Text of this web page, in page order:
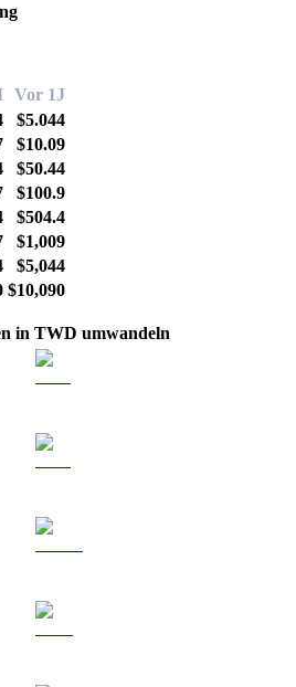
Vor 1J
$5.044
$10.09
$50.44
$100.9
$504.4
$1,009
$5,044
$10,090
in TWD umwandeln